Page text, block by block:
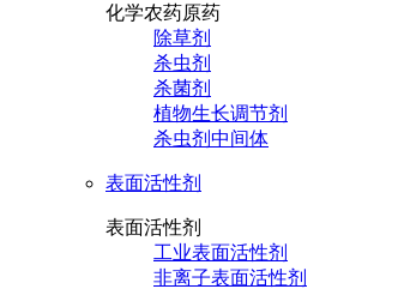
化学农药原药
除草剂
杀虫剂
杀菌剂
植物生长调节剂
杀虫剂中间体
表面活性剂
表面活性剂
工业表面活性剂
非离子表面活性剂